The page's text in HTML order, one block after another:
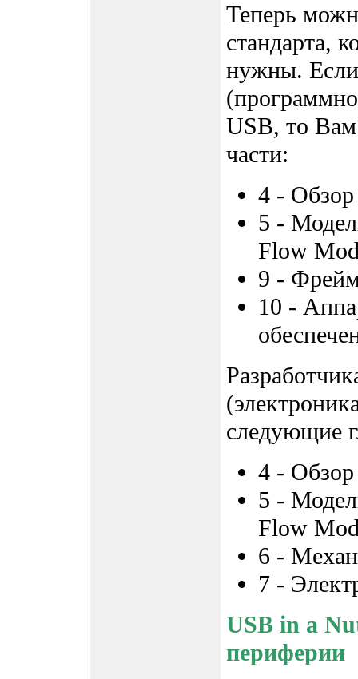
Теперь
стандарта,
нужны. Если
USB, то
части:
4 - Обзор
5 -
Flow
9 -
10 -
следующие
4 - Обзор
5 -
Flow
6 -
7 -
USB in a
периферии